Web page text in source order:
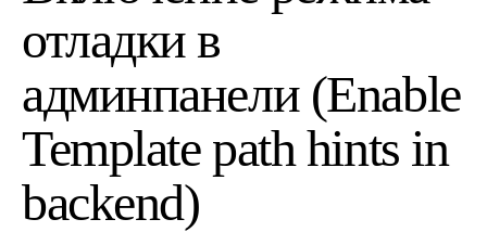
отладки в
админпанели (Enable
Template path hints in
backend)